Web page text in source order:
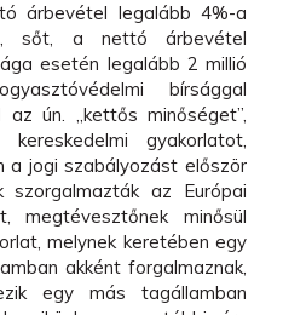
árbevétel legalább 4%-a
sőt, a nettó árbevétel
esetén legalább 2 millió
bírsággal
az ún. „kettős minőséget”,
gyakorlatot,
a jogi szabályozást először
szorgalmazták az Európai
megtévesztőnek minősül
melynek keretében egy
akként forgalmaznak,
egy más tagállamban